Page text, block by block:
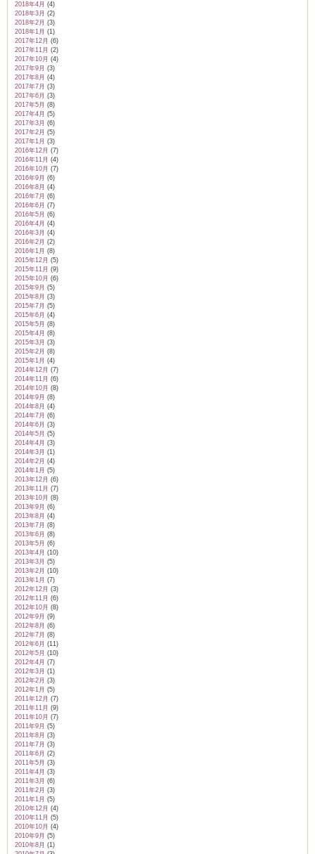
2018年4月 (4)
2018年3月 (2)
2018年2月 (3)
2018年1月 (1)
2017年12月 (6)
2017年11月 (2)
2017年10月 (4)
2017年9月 (3)
2017年8月 (4)
2017年7月 (3)
2017年6月 (3)
2017年5月 (8)
2017年4月 (5)
2017年3月 (6)
2017年2月 (5)
2017年1月 (3)
2016年12月 (7)
2016年11月 (4)
2016年10月 (7)
2016年9月 (6)
2016年8月 (4)
2016年7月 (6)
2016年6月 (7)
2016年5月 (6)
2016年4月 (4)
2016年3月 (4)
2016年2月 (2)
2016年1月 (8)
2015年12月 (5)
2015年11月 (9)
2015年10月 (6)
2015年9月 (5)
2015年8月 (3)
2015年7月 (5)
2015年6月 (4)
2015年5月 (8)
2015年4月 (8)
2015年3月 (3)
2015年2月 (8)
2015年1月 (4)
2014年12月 (7)
2014年11月 (6)
2014年10月 (8)
2014年9月 (8)
2014年8月 (4)
2014年7月 (6)
2014年6月 (3)
2014年5月 (5)
2014年4月 (3)
2014年3月 (1)
2014年2月 (4)
2014年1月 (5)
2013年12月 (6)
2013年11月 (7)
2013年10月 (8)
2013年9月 (6)
2013年8月 (4)
2013年7月 (8)
2013年6月 (8)
2013年5月 (6)
2013年4月 (10)
2013年3月 (5)
2013年2月 (10)
2013年1月 (7)
2012年12月 (3)
2012年11月 (6)
2012年10月 (8)
2012年9月 (9)
2012年8月 (6)
2012年7月 (8)
2012年6月 (11)
2012年5月 (10)
2012年4月 (7)
2012年3月 (1)
2012年2月 (3)
2012年1月 (5)
2011年12月 (7)
2011年11月 (9)
2011年10月 (7)
2011年9月 (5)
2011年8月 (3)
2011年7月 (3)
2011年6月 (2)
2011年5月 (3)
2011年4月 (3)
2011年3月 (6)
2011年2月 (3)
2011年1月 (5)
2010年12月 (4)
2010年11月 (5)
2010年10月 (4)
2010年9月 (5)
2010年8月 (1)